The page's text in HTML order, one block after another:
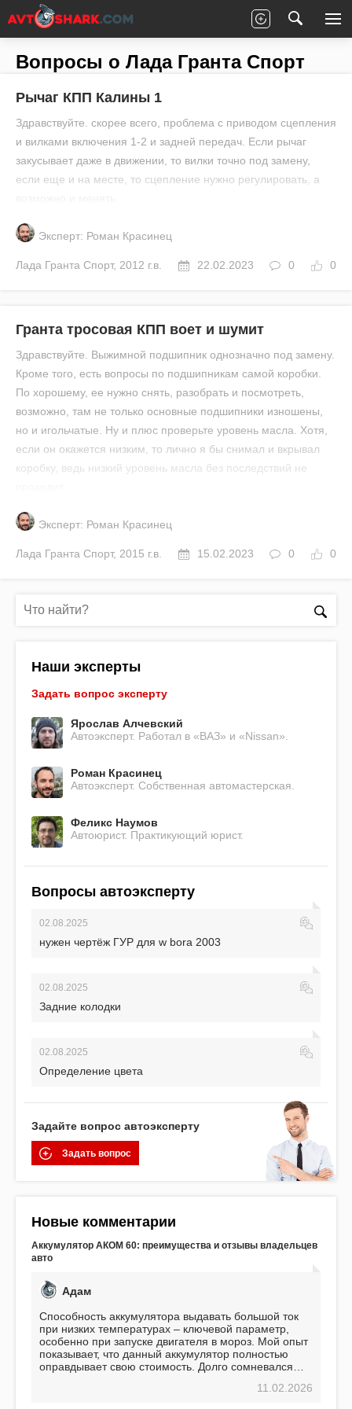
Главная Все вопросы Гранта Спорт
Вопросы о Лада Гранта Спорт
Рычаг КПП Калины 1
Здравствуйте. скорее всего, проблема с приводом сцепления
и вилками включения 1-2 и задней передач. Если рычаг
закусывает даже в движении, то вилки точно под замену,
если еще и на месте, то сцепление нужно регулировать, а
Эксперт: Роман Красинец
Лада Гранта Спорт, 2012 г.в. 22.02.2023 0 0
Гранта тросовая КПП воет и шумит
Здравствуйте. Выжимной подшипник однозначно под замену.
Кроме того, есть вопросы по подшипникам самой коробки.
По хорошему, ее нужно снять, разобрать и посмотреть,
возможно, там не только основные подшипники изношены,
но и игольчатые. Ну и плюс проверьте уровень масла. Хотя,
если он окажется низким, то лично я бы снимал и вкрывал
коробку, ведь низкий уровень масла без последствий не
Эксперт: Роман Красинец
Лада Гранта Спорт, 2015 г.в. 15.02.2023 0 0
Наши эксперты
Задать вопрос эксперту
Ярослав Алчевский
Автоэксперт. Работал в «ВАЗ» и «Nissan».
Роман Красинец
Автоэксперт. Собственная автомастерская.
Феликс Наумов
Автоюрист. Практикующий юрист.
Вопросы автоэксперту
02.08.2025
нужен чертёж ГУР для w bora 2003
02.08.2025
Задние колодки
02.08.2025
Определение цвета
Задайте вопрос автоэксперту
Задать вопрос
Новые комментарии
Аккумулятор АКОМ 60: преимущества и отзывы владельцев
авто
Адам
Способность аккумулятора выдавать большой ток
при низких температурах – ключевой параметр,
особенно при запуске двигателя в мороз. Мой опыт
показывает, что данный аккумулятор полностью
оправдывает свою стоимость. Долго сомневался
пожалел. Считаю, что это отличное вложение,11.02.2026